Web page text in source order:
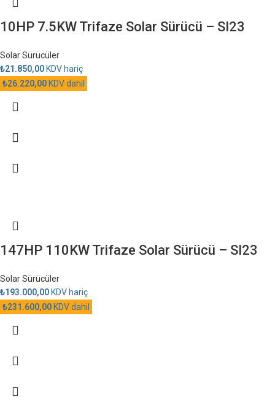
10HP 7.5KW Trifaze Solar Sürücü – SI23
Solar Sürücüler
₺21.850,00KDV hariç
₺26.220,00KDV dahil
147HP 110KW Trifaze Solar Sürücü – SI23
Solar Sürücüler
₺193.000,00KDV hariç
₺231.600,00KDV dahil